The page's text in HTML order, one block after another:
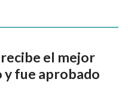
el mejor
y fue aprobado